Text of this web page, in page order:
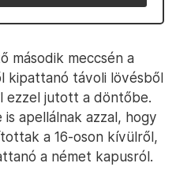
második meccsén a
kipattanó távoli lövésből
ezzel jutott a döntőbe.
apellálnak azzal, hogy
a 16-oson kívülről,
a német kapusról.